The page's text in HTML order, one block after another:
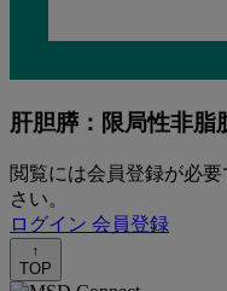
肝胆膵：限局性非脂
閲覧には会員登録が必
さい。
ログイン 会員登録
↑
TOP